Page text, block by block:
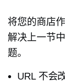
将您的商店
解决上一节
题。
URL 不会